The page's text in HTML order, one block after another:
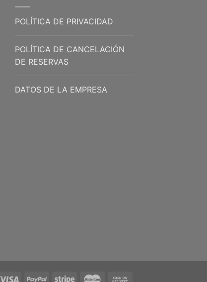
POLÍTICA DE PRIVACIDAD
POLÍTICA DE CANCELACIÓN
DE RESERVAS
DATOS DE LA EMPRESA